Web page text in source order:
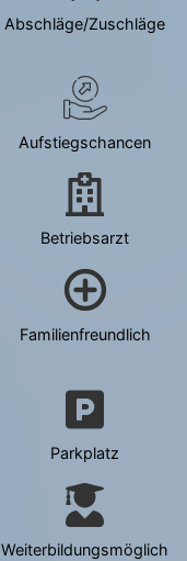
Abschläge/Zuschläge
Aufstiegschancen
Betriebsarzt
Familienfreundlich
Parkplatz
Weiterbildungsmöglich